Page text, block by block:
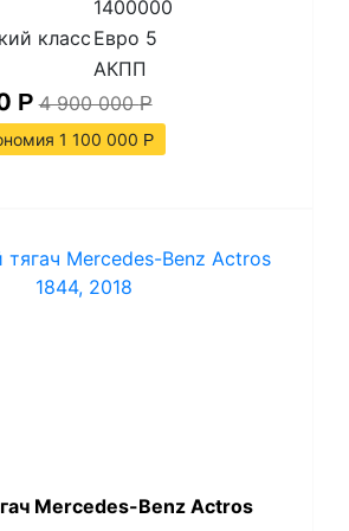
1400000
классЕвро 5
АКПП
Р 4 900 000Р
1 100 000 Р
Mercedes-Benz Actros